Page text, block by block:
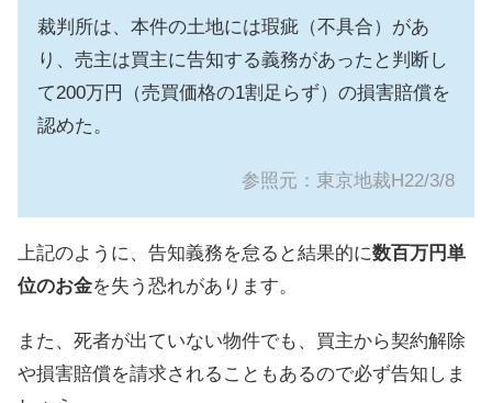
裁判所は、本件の土地には瑕疵（不具合）があ
り、売主は買主に告知する義務があったと判断し
て200万円（売買価格の1割足らず）の損害賠償を
認めた。
参照元： 東京地裁H22/3/8
上記のように、告知義務を怠ると結果的に数百万円単
位のお金を失う恐れがあります。
また、死者が出ていない物件でも、買主から契約解除
や損害賠償を請求されることもあるので必ず告知しま